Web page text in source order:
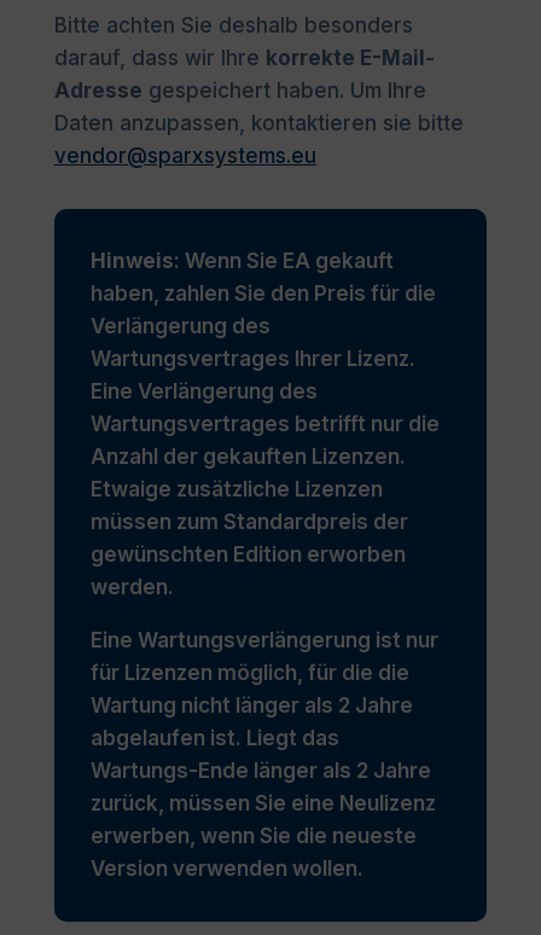
Bitte achten Sie deshalb besonders
darauf, dass wir Ihre korrekte E-Mail-
Adresse gespeichert haben. Um Ihre
Daten anzupassen, kontaktieren sie bitte
vendor@sparxsystems.eu
Hinweis: Wenn Sie EA gekauft
haben, zahlen Sie den Preis für die
Verlängerung des
Wartungsvertrages Ihrer Lizenz.
Eine Verlängerung des
Wartungsvertrages betrifft nur die
Anzahl der gekauften Lizenzen.
Etwaige zusätzliche Lizenzen
müssen zum Standardpreis der
gewünschten Edition erworben
werden.
Eine Wartungsverlängerung ist nur
für Lizenzen möglich, für die die
Wartung nicht länger als 2 Jahre
abgelaufen ist. Liegt das
Wartungs-Ende länger als 2 Jahre
zurück, müssen Sie eine Neulizenz
erwerben, wenn Sie die neueste
Version verwenden wollen.